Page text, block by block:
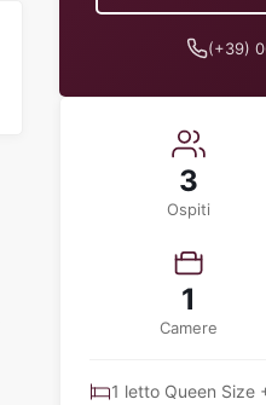
(+39)
3
Ospiti
1
Camere
1 letto Queen Size